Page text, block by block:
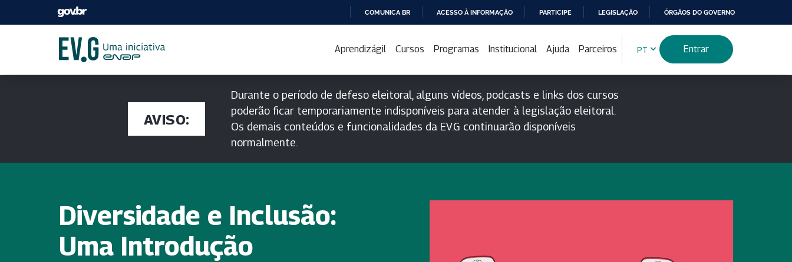
PARA
CONTEÚDO
COMUNICA BR ACESSO À INFORMAÇÃO PARTICIPE LEGISLAÇÃO ÓRGÃOS DO GOVERNO
Aprendizágil Cursos Programas Institucional Ajuda Parceiros PT Entrar
AVISO:
Durante o período de defeso eleitoral, alguns vídeos, podcasts e links dos cursos
poderão ficar temporariamente indisponíveis para atender à legislação eleitoral.
Os demais conteúdos e funcionalidades da EV.G continuarão disponíveis
normalmente.
Diversidade e Inclusão:
Uma Introdução